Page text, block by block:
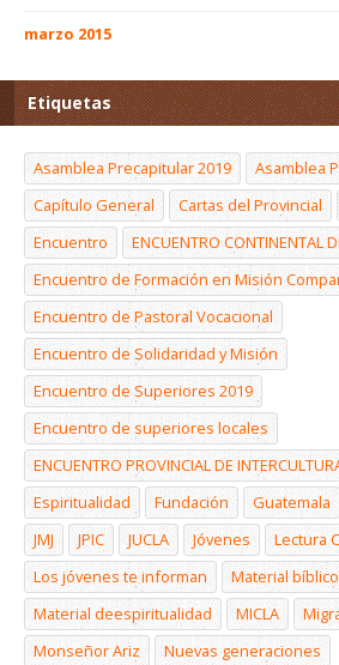
marzo 2015
Etiquetas
Asamblea Precapitular 2019
Asamblea
Capítulo General
Cartas del Provincial
Encuentro
ENCUENTRO CONTINENTAL
Encuentro de Formación en Misión
Encuentro de Pastoral Vocacional
Encuentro de Solidaridad y Misión
Encuentro de Superiores 2019
Encuentro de superiores locales
ENCUENTRO PROVINCIAL DE
Espiritualidad
Fundación Guatemala
JMJ
JPIC JUCLA Jóvenes
Lectura
Los jóvenes te informan
Material bíblico
Material deespiritualidad
MICLA
Monseñor Ariz
Nuevas generaciones